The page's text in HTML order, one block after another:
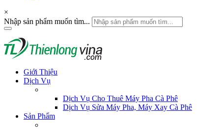
×
Nhập sản phẩm muốn tìm...
Giới Thiệu
Dịch Vụ
Dịch Vụ Cho Thuê Máy Pha Cà Phê
Dịch Vụ Sửa Máy Pha, Máy Xay Cà Phê
Sản Phẩm